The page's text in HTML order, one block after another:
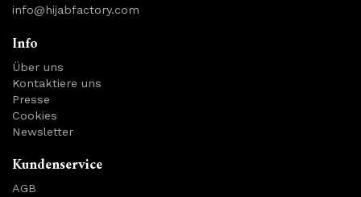
info@hijabfactory.com
Info
Über uns
Kontaktiere uns
Presse
Cookies
Newsletter
Kundenservice
AGB